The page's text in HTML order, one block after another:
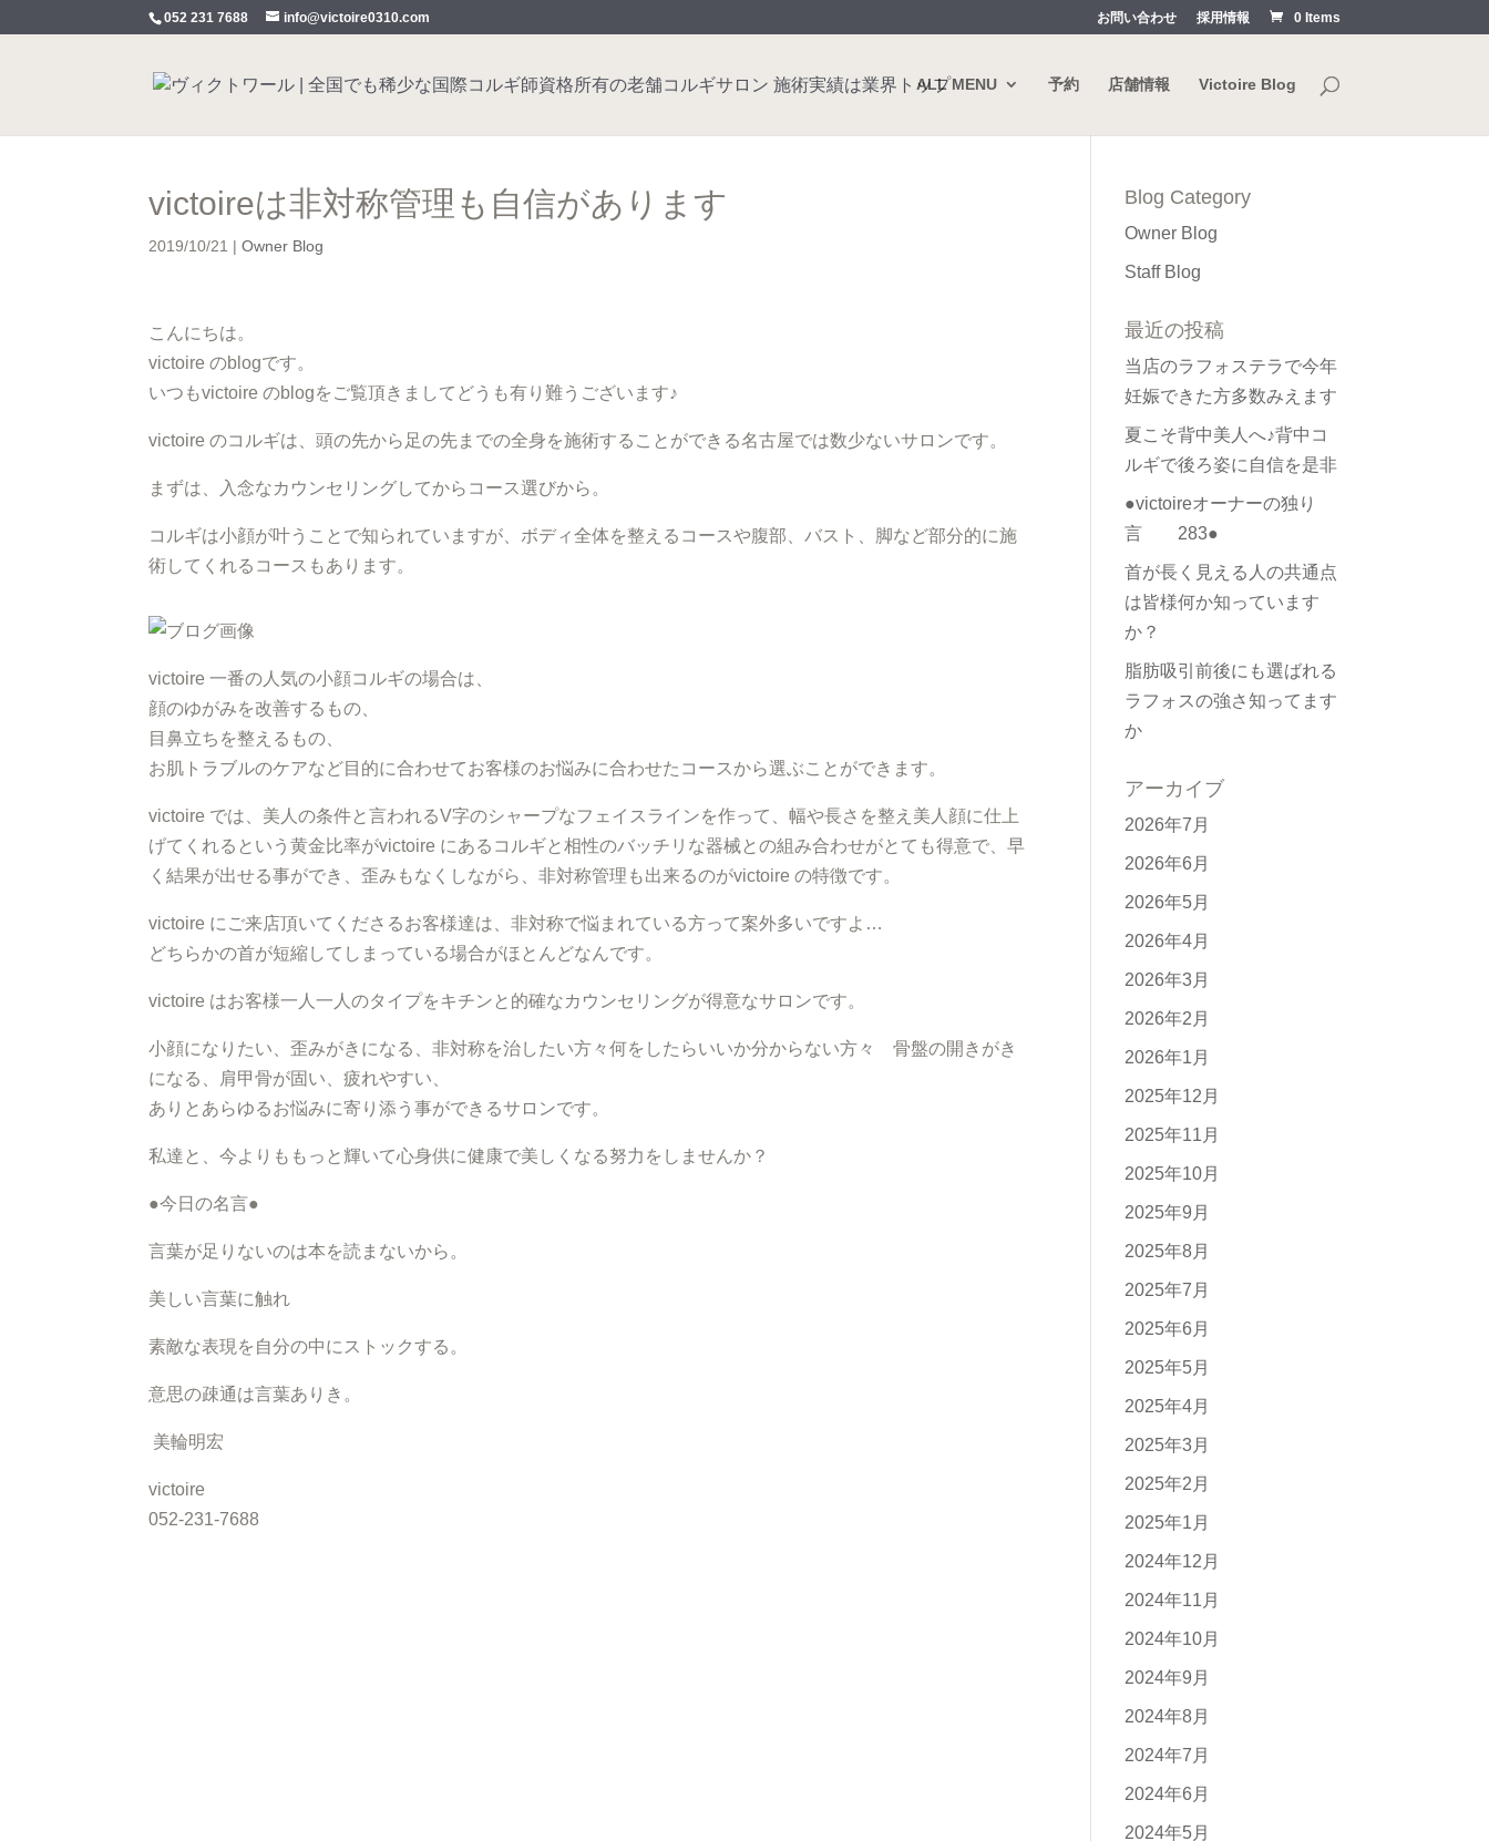
052 231 7688 info@victoire0310.com お問い合わせ 採用情報 0 Items
ALL MENU 予約 店舗情報 Victoire Blog
victoireは非対称管理も自信があります
2019/10/21 |Owner Blog
こんにちは。
victoire のblogです。
いつもvictoire のblogをご覧頂きましてどうも有り難うございます♪
victoire のコルギは、頭の先から足の先までの全身を施術することができる名古屋では数少ないサロンです。
まずは、入念なカウンセリングしてからコース選びから。
コルギは小顔が叶うことで知られていますが、ボディ全体を整えるコースや腹部、バスト、脚など部分的に施
術してくれるコースもあります。
victoire 一番の人気の小顔コルギの場合は、
顔のゆがみを改善するもの、
目鼻立ちを整えるもの、
お肌トラブルのケアなど目的に合わせてお客様のお悩みに合わせたコースから選ぶことができます。
victoire では、美人の条件と言われるV字のシャープなフェイスラインを作って、幅や長さを整え美人顔に仕上
げてくれるという黄金比率がvictoire にあるコルギと相性のバッチリな器械との組み合わせがとても得意で、早
く結果が出せる事ができ、歪みもなくしながら、非対称管理も出来るのがvictoire の特徴です。
victoire にご来店頂いてくださるお客様達は、非対称で悩まれている方って案外多いですよ…
どちらかの首が短縮してしまっている場合がほとんどなんです。
victoire はお客様一人一人のタイプをキチンと的確なカウンセリングが得意なサロンです。
小顔になりたい、歪みがきになる、非対称を治したい方々何をしたらいいか分からない方々 骨盤の開きがき
になる、肩甲骨が固い、疲れやすい、
ありとあらゆるお悩みに寄り添う事ができるサロンです。
私達と、今よりももっと輝いて心身供に健康で美しくなる努力をしませんか？
●今日の名言●
言葉が足りないのは本を読まないから。
美しい言葉に触れ
素敵な表現を自分の中にストックする。
意思の疎通は言葉ありき。
美輪明宏
victoire
052-231-7688
Blog Category
Owner Blog
Staff Blog
最近の投稿
当店のラフォステラで今年
妊娠できた方多数みえます
夏こそ背中美人へ♪背中コ
ルギで後ろ姿に自信を是非
●victoireオーナーの独り
言 283●
首が長く見える人の共通点
は皆様何か知っています
か？
脂肪吸引前後にも選ばれる
ラフォスの強さ知ってます
か
アーカイブ
2026年7月
2026年6月
2026年5月
2026年4月
2026年3月
2026年2月
2026年1月
2025年12月
2025年11月
2025年10月
2025年9月
2025年8月
2025年7月
2025年6月
2025年5月
2025年4月
2025年3月
2025年2月
2025年1月
2024年12月
2024年11月
2024年10月
2024年9月
2024年8月
2024年7月
2024年6月
2024年5月